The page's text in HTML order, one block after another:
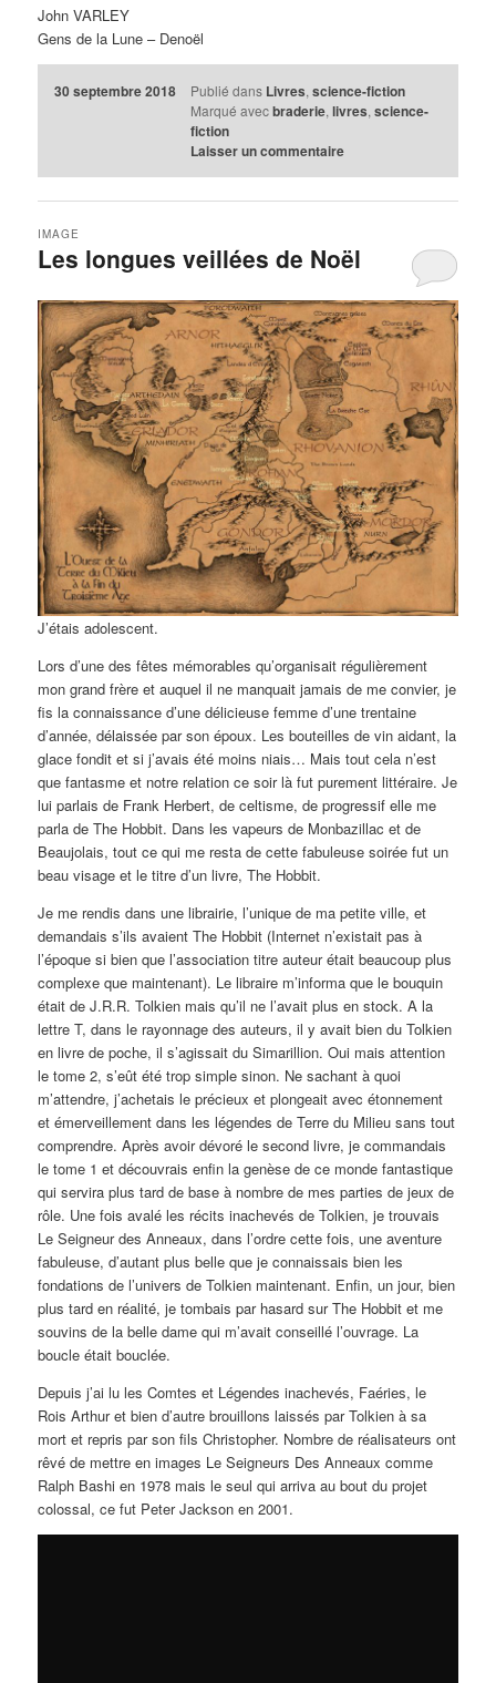
John VARLEY
Gens de la Lune – Denoël
30 septembre 2018 Publié dans Livres, science-fiction
Marqué avec braderie, livres, science-
fiction
Laisser un commentaire
Les longues veillées de Noël
IMAGE
J’étais adolescent.
Lors d’une des fêtes mémorables qu’organisait régulièrement
mon grand frère et auquel il ne manquait jamais de me convier, je
fis la connaissance d’une délicieuse femme d’une trentaine
d’année, délaissée par son époux. Les bouteilles de vin aidant, la
glace fondit et si j’avais été moins niais… Mais tout cela n’est
que fantasme et notre relation ce soir là fut purement littéraire. Je
lui parlais de Frank Herbert, de celtisme, de progressif elle me
parla de The Hobbit. Dans les vapeurs de Monbazillac et de
Beaujolais, tout ce qui me resta de cette fabuleuse soirée fut un
beau visage et le titre d’un livre, The Hobbit.
Je me rendis dans une librairie, l’unique de ma petite ville, et
demandais s’ils avaient The Hobbit (Internet n’existait pas à
l’époque si bien que l’association titre auteur était beaucoup plus
complexe que maintenant). Le libraire m’informa que le bouquin
était de J.R.R. Tolkien mais qu’il ne l’avait plus en stock. A la
lettre T, dans le rayonnage des auteurs, il y avait bien du Tolkien
en livre de poche, il s’agissait du Simarillion. Oui mais attention
le tome 2, s’eût été trop simple sinon. Ne sachant à quoi
m’attendre, j’achetais le précieux et plongeait avec étonnement
et émerveillement dans les légendes de Terre du Milieu sans tout
comprendre. Après avoir dévoré le second livre, je commandais
le tome 1 et découvrais enfin la genèse de ce monde fantastique
qui servira plus tard de base à nombre de mes parties de jeux de
rôle. Une fois avalé les récits inachevés de Tolkien, je trouvais
Le Seigneur des Anneaux, dans l’ordre cette fois, une aventure
fabuleuse, d’autant plus belle que je connaissais bien les
fondations de l’univers de Tolkien maintenant. Enfin, un jour, bien
plus tard en réalité, je tombais par hasard sur The Hobbit et me
souvins de la belle dame qui m’avait conseillé l’ouvrage. La
boucle était bouclée.
Depuis j’ai lu les Comtes et Légendes inachevés, Faéries, le
Rois Arthur et bien d’autre brouillons laissés par Tolkien à sa
mort et repris par son fils Christopher. Nombre de réalisateurs ont
rêvé de mettre en images Le Seigneurs Des Anneaux comme
Ralph Bashi en 1978 mais le seul qui arriva au bout du projet
colossal, ce fut Peter Jackson en 2001.